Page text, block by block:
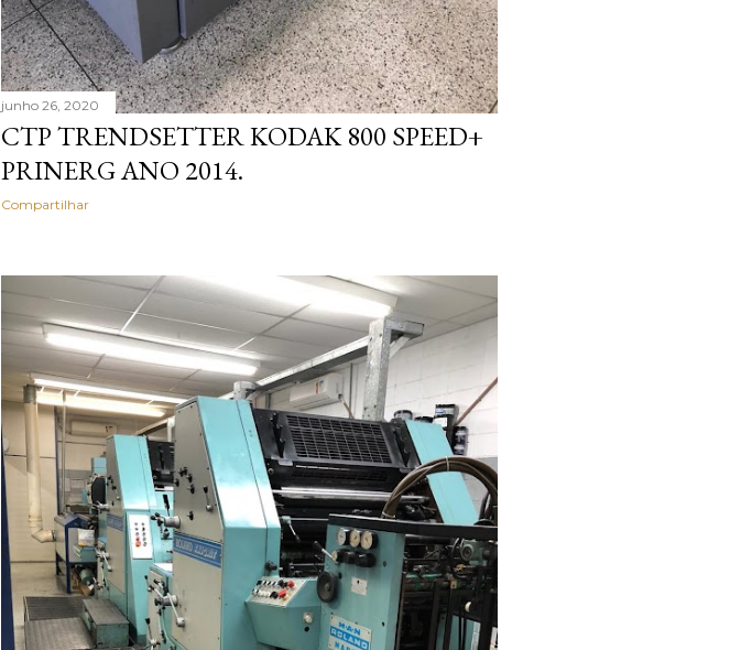
junho 26, 2020
CTP TRENDSETTER KODAK 800 SPEED+
PRINERG ANO 2014.
Compartilhar